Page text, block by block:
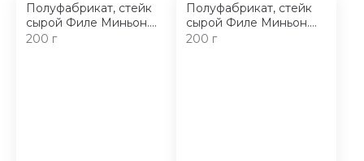
Полуфабрикат, стейк
сырой Филе Миньон.
Степень мраморности:
200 г
Полуфабрикат, стейк
сырой Филе Миньон.
Степень мраморности:
200 г